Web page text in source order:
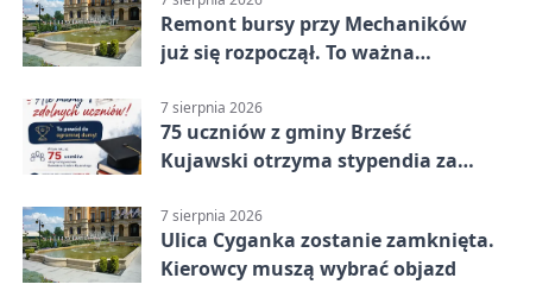
Remont bursy przy Mechaników
już się rozpoczął. To ważna
7 sierpnia 2026
75 uczniów z gminy Brześć
Kujawski otrzyma stypendia za
7 sierpnia 2026
Ulica Cyganka zostanie zamknięta.
Kierowcy muszą wybrać objazd